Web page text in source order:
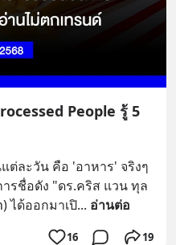
People รู้ 5
ละวัน คือ 'อาหาร' จริงๆ
รชื่อดัง "ดร.คริส แวน ทุล
ได้ออกมาเปิ... อ่านต่อ
16 19